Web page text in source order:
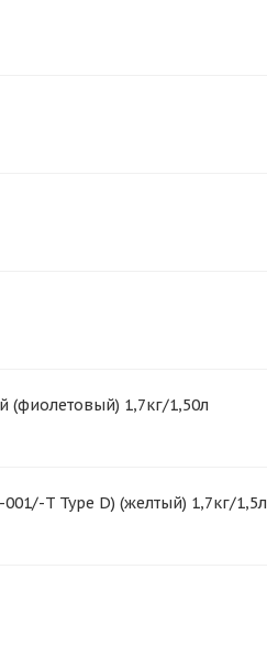
(фиолетовый) 1,7кг/1,50л
T Type D) (желтый) 1,7кг/1,5л